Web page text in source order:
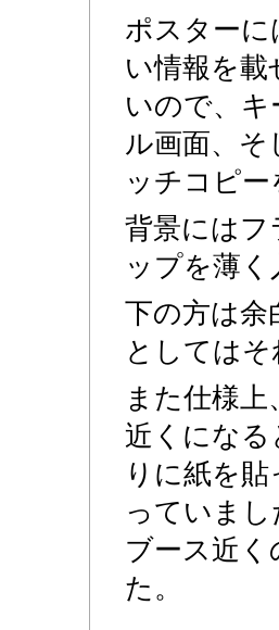
ポスター
い情報を載
いので、
ル画面、
ッチコピー
背景にはフ
ップを薄く
下の方は余
としては
また仕様
近くになる
りに紙を
っていま
ブース近
た。